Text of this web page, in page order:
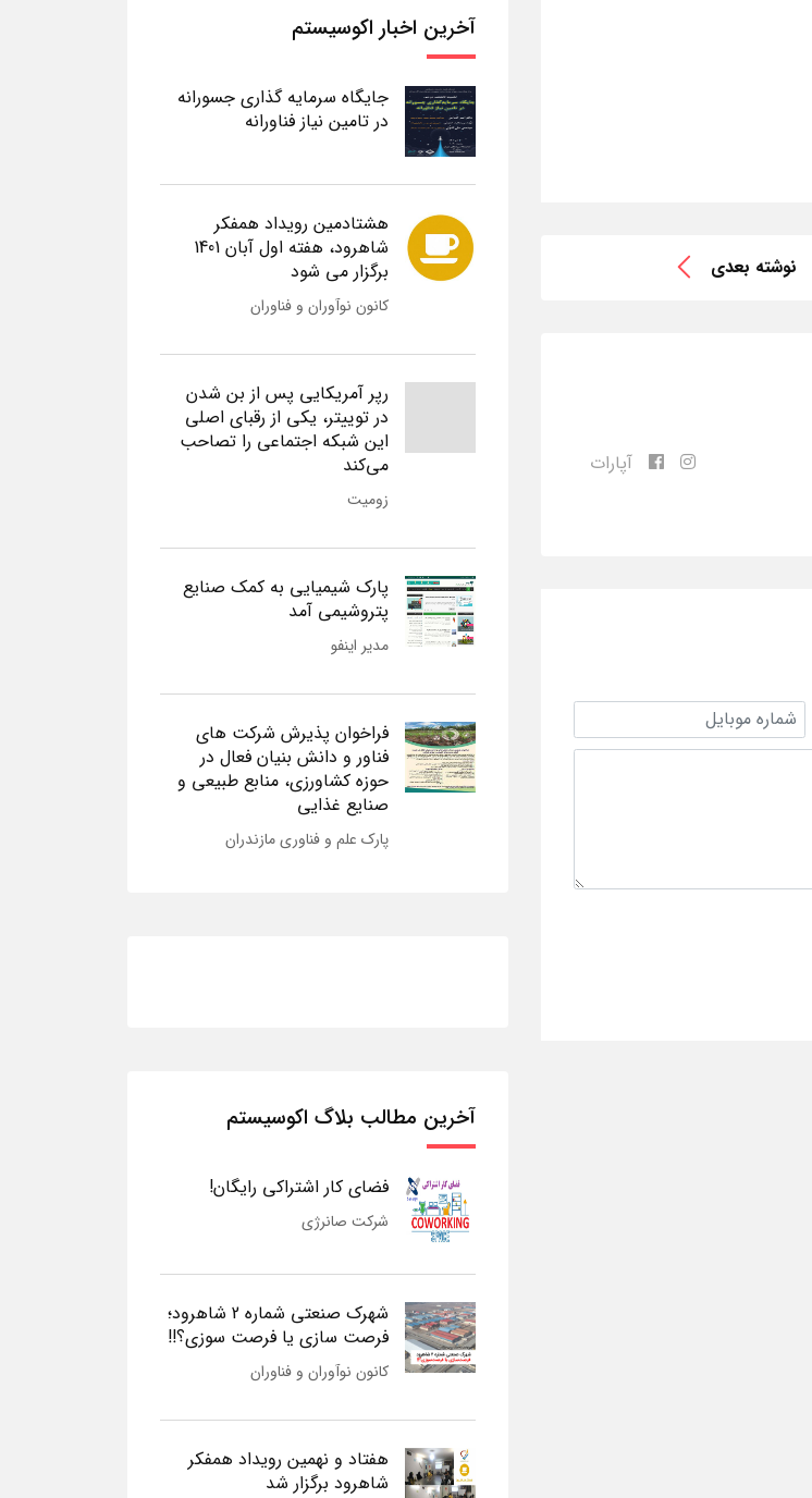
نوشته بعدی
آپارات
آخرین اخبار اکوسیستم
جایگاه سرمایه گذاری جسورانه
در تامین نیاز فناورانه
هشتادمین رویداد همفکر
شاهرود، هفته اول آبان 1401
برگزار می شود
کانون نوآوران و فناوران
رپر آمریکایی پس از بن شدن
در توییتر، یکی از رقبای اصلی
این شبکه اجتماعی را تصاحب
می‌کند
زومیت
پارک شیمیایی به کمک صنایع
پتروشیمی آمد
مدیر اینفو
فراخوان پذیرش شرکت های
فناور و دانش بنیان فعال در
حوزه کشاورزی، منابع طبیعی و
صنایع غذایی
پارک علم و فناوری مازندران
آخرین مطالب بلاگ اکوسیستم
فضای کار اشتراکی رایگان!
شرکت صانرژی
شهرک صنعتی شماره 2 شاهرود؛
فرصت سازی یا فرصت سوزی؟!!
کانون نوآوران و فناوران
هفتاد و نهمین رویداد همفکر
شاهرود برگزار شد